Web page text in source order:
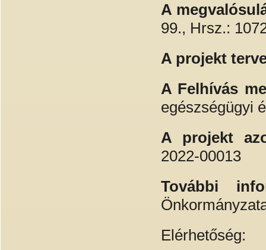
A
99., Hrsz.:
A projekt
A Felhívás
egészségügyi
A projekt
2022-00013
További
Elérhetőség: